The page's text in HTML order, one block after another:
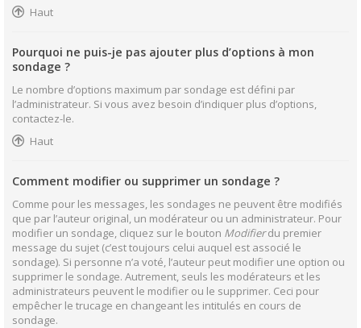
Haut
Pourquoi ne puis-je pas ajouter plus d’options à mon
sondage ?
Le nombre d’options maximum par sondage est défini par
l’administrateur. Si vous avez besoin d’indiquer plus d’options,
contactez-le.
Haut
Comment modifier ou supprimer un sondage ?
Comme pour les messages, les sondages ne peuvent être modifiés
que par l’auteur original, un modérateur ou un administrateur. Pour
modifier un sondage, cliquez sur le bouton Modifierdu premier
message du sujet (c’est toujours celui auquel est associé le
sondage). Si personne n’a voté, l’auteur peut modifier une option ou
supprimer le sondage. Autrement, seuls les modérateurs et les
administrateurs peuvent le modifier ou le supprimer. Ceci pour
empêcher le trucage en changeant les intitulés en cours de
sondage.